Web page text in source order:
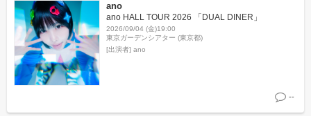
ano
ano HALL TOUR 2026 「DUAL DINER」
2026/09/04 (金)19:00
東京ガーデンシアター (東京都)
[出演者] ano
--